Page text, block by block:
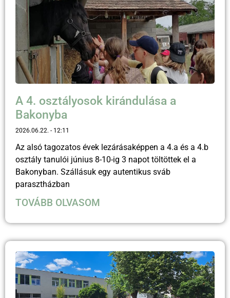
A 4. osztályosok kirándulása a
Bakonyba
2026.06.22. 12:11
Az alsó tagozatos évek lezárásaképpen a 4.a és a 4.b
osztály tanulói június 8-10-ig 3 napot töltöttek el a
Bakonyban. Szállásuk egy autentikus sváb
parasztházban
TOVÁBB OLVASOM